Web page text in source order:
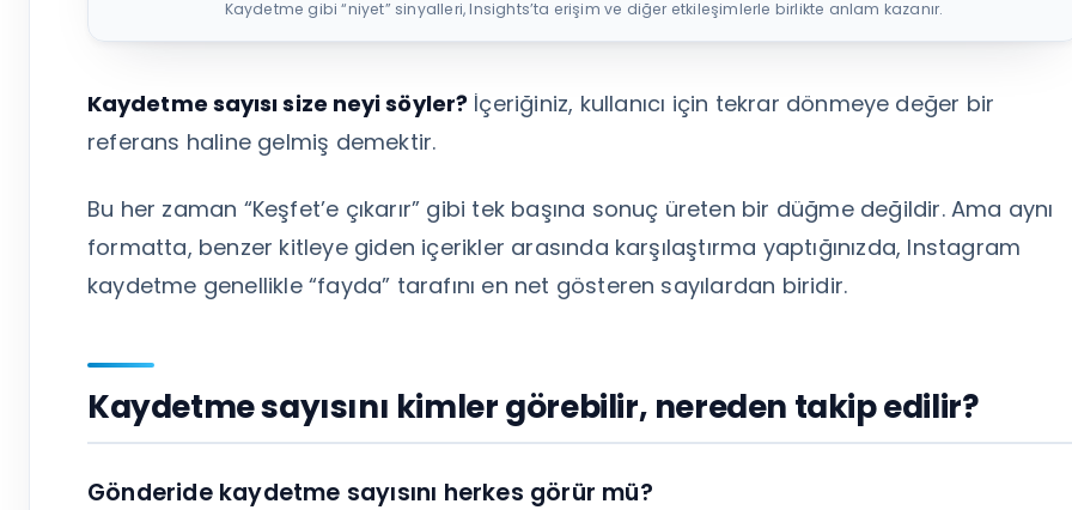
Kaydetme gibi “niyet” sinyalleri, Insights’ta erişim ve diğer etkileşimlerle birlikte anlam kazanır.
Kaydetme sayısı size neyi söyler? İçeriğiniz, kullanıcı için tekrar dönmeye değer bir
referans haline gelmiş demektir.
Bu her zaman “Keşfet’e çıkarır” gibi tek başına sonuç üreten bir düğme değildir. Ama aynı
formatta, benzer kitleye giden içerikler arasında karşılaştırma yaptığınızda, Instagram
kaydetme genellikle “fayda” tarafını en net gösteren sayılardan biridir.
Kaydetme sayısını kimler görebilir, nereden takip edilir?
Gönderide kaydetme sayısını herkes görür mü?